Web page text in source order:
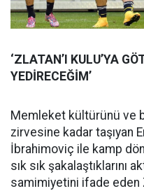
‘ZLATAN’I KULU’YA
YEDİRECEĞİM’
Memleket kültürünü ve
zirvesine kadar taşıyan
İbrahimoviç ile kamp
sık sık şakalaştıklarını
samimiyetini ifade